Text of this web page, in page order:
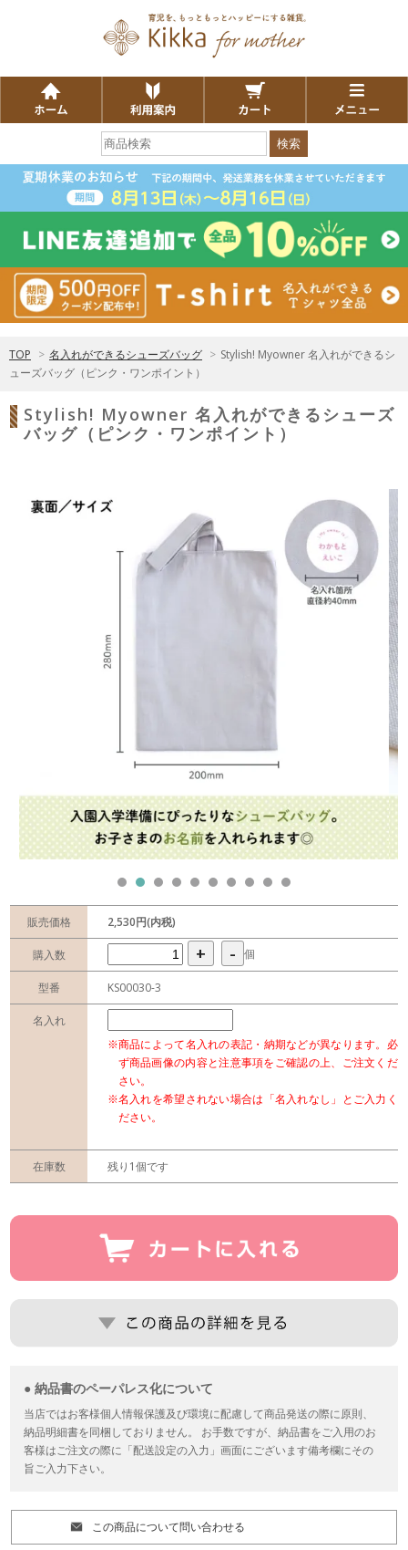
検索
TOP > 名入れができるシューズバッグ > Stylish! Myowner 名入れができるシ
ューズバッグ（ピンク・ワンポイント）
Stylish! Myowner 名入れができるシューズ
バッグ（ピンク・ワンポイント）
販売価格 2,530円(内税)
購入数 + - 個
型番 KS00030-3
名入れ
※商品によって名入れの表記・納期などが異なります。必
ず商品画像の内容と注意事項をご確認の上、ご注文くだ
さい。
※名入れを希望されない場合は「名入れなし」とご入力く
ださい。
在庫数 残り1個です
● 納品書のペーパレス化について
当店ではお客様個人情報保護及び環境に配慮して商品発送の際に原則、
納品明細書を同梱しておりません。 お手数ですが、納品書をご入用のお
客様はご注文の際に「配送設定の入力」画面にございます備考欄にその
旨ご入力下さい。
この商品について問い合わせる